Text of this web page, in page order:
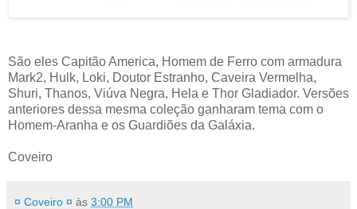
São eles Capitão America, Homem de Ferro com armadura
Mark2, Hulk, Loki, Doutor Estranho, Caveira Vermelha,
Shuri, Thanos, Viúva Negra, Hela e Thor Gladiador. Versões
anteriores dessa mesma coleção ganharam tema com o
Homem-Aranha e os Guardiões da Galáxia.
Coveiro
¤ Coveiro ¤ às 3:00 PM